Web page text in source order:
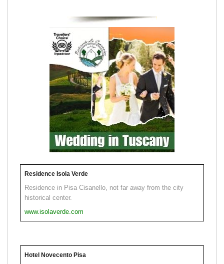
Residence Isola Verde
Residence in Pisa Cisanello, not far away from the city
historical center.
www.isolaverde.com
Hotel Novecento Pisa